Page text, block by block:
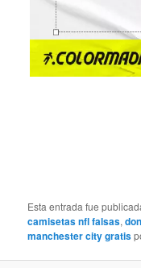
Esta entrada fue
camisetas nfl falsas,
manchester city gratis